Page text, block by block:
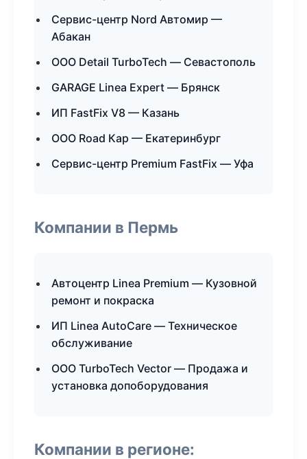
Сервис-центр Nord Автомир —
Абакан
ООО Detail TurboTech — Севастополь
GARAGE Linea Expert — Брянск
ИП FastFix V8 — Казань
ООО Road Кар — Екатеринбург
Сервис-центр Premium FastFix — Уфа
Компании в Пермь
Автоцентр Linea Premium — Кузовной
ремонт и покраска
ИП Linea AutoCare — Техническое
обслуживание
ООО TurboTech Vector — Продажа и
установка допоборудования
Компании в регионе: